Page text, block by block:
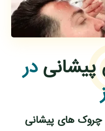
پیشانیدر
های پیشانی